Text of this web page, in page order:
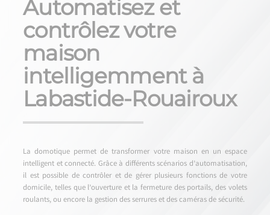
Automatisez et
contrôlez votre
maison
intelligemment à
Labastide-Rouairoux
La domotique permet de transformer votre maison en un espace
intelligent et connecté. Grâce à différents scénarios d’automatisation,
il est possible de contrôler et de gérer plusieurs fonctions de votre
domicile, telles que l’ouverture et la fermeture des portails, des volets
roulants, ou encore la gestion des serrures et des caméras de sécurité.